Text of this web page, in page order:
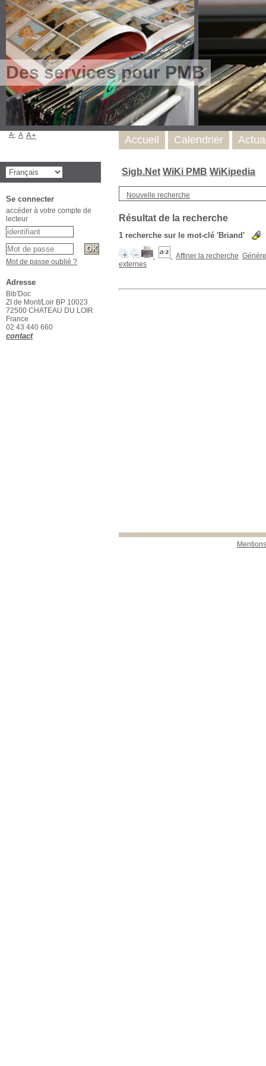
Des services pour PMB
Sigb.Net WiKi PMB WiKipedia
Nouvelle recherche
Résultat de la recherche
1 recherche sur le mot-clé 'Briand'
Affiner la recherche
externes
Accueil Calendrier
A- A A+
Se connecter
accéder à votre compte de
lecteur
Mot de passe oublié ?
Adresse
Bib'Doc
ZI de Mont/Loir BP 10023
72500 CHATEAU DU LOIR
France
02 43 440 660
contact